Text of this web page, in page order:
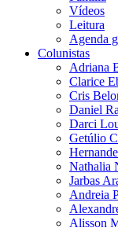
Vídeos
Leitura
Agenda
Colunistas
Adriana
Clarice
Cris
Daniel
Darci
Getúlio
Nathalia
Jarbas
Andreia
Alisson